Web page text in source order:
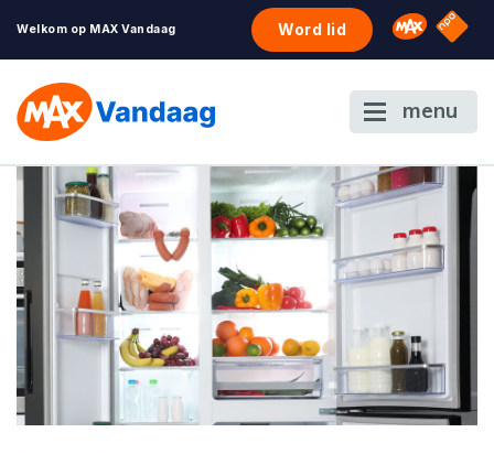
Welkom op MAX Vandaag Word lid Omroep
NPO
menu